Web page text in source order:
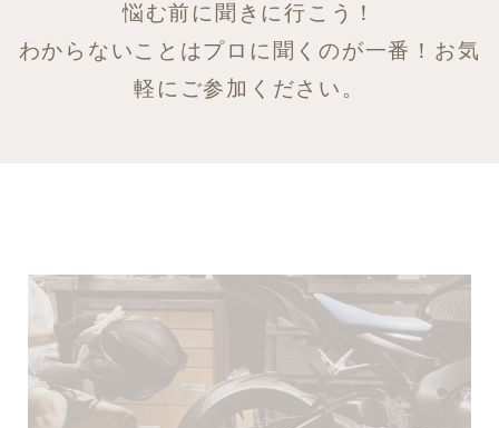
悩む前に聞きに行こう！
わからないことはプロに聞くのが一番！お気
軽にご参加ください。